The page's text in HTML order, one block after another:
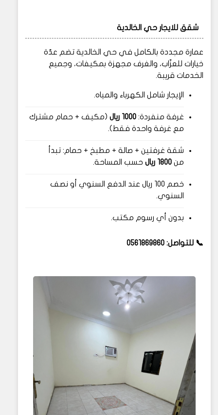
شقق للايجار حي الخالدية
عمارة مجددة بالكامل في حي الخالدية تضم عدّة
خيارات للعزّاب، والغرف مجهزة بمكيفات، وجميع
الخدمات قريبة.
الإيجار شامل الكهرباء والمياه.
غرفة منفردة: 1000 ريال
(مكيف + حمام مشترك
مع غرفة واحدة فقط).
شقة غرفتين + صالة + مطبخ + حمام: تبدأ
من 1800 ريال حسب المساحة.
خصم 100 ريال عند الدفع السنوي أو نصف
السنوي.
بدون أي رسوم مكتب.
📞 للتواصل: 0561869860